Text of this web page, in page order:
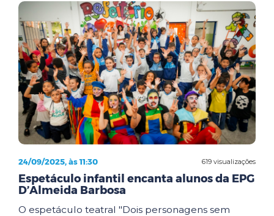
619 visualizações
24/09/2025, às 11:30
Espetáculo infantil encanta alunos da EPG
D’Almeida Barbosa
O espetáculo teatral "Dois personagens sem